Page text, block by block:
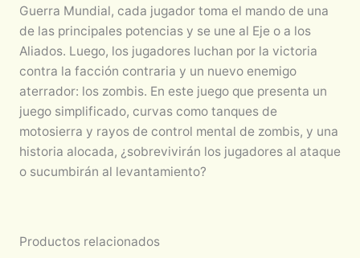
Guerra Mundial, cada jugador toma el mando de una
de las principales potencias y se une al Eje o a los
Aliados. Luego, los jugadores luchan por la victoria
contra la facción contraria y un nuevo enemigo
aterrador: los zombis. En este juego que presenta un
juego simplificado, curvas como tanques de
motosierra y rayos de control mental de zombis, y una
historia alocada, ¿sobrevivirán los jugadores al ataque
o sucumbirán al levantamiento?
Productos relacionados